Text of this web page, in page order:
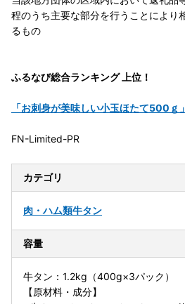
程のうち主要な部分を行うことにより
るもの
ふるなび総合ランキング 上位！
「お刺身が美味しい小玉ほたて500ｇ
FN-Limited-PR
カテゴリ
肉・ハム類牛タン
容量
牛タン：1.2kg（400g×3パック）
【原材料・成分】